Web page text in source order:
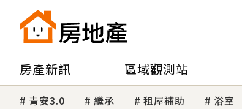
房產新訊 區域觀測站
青安3.0 繼承 租屋補助 浴室